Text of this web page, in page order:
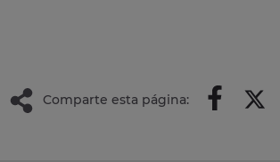
Comparte esta página: